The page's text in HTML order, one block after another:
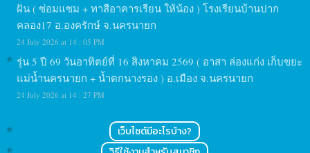
ฝัน ( ซ่อมแซม + ทาสีอาคารเรียน ให้น้อง ) โรงเรียนบ้านปาก
คลอง17 อ.องครักษ์ จ.นครนายก
24 July 2026 at 14 : 05 PM
รุ่น 5 ปี 69 วันอาทิตย์ที่ 16 สิงหาคม 2569 ( อาสา ล่องแก่ง เก็บขยะ
แม่น้ำนครนายก + น้ำตกนางรอง ) อ.เมือง จ.นครนายก
24 July 2026 at 14 : 27 PM
เว็บไซต์มีอะไรบ้าง?